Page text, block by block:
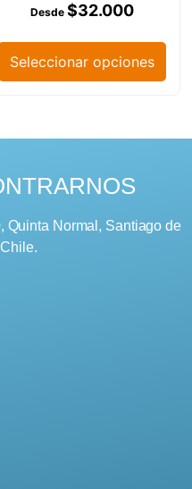
$32.000
Seleccionar opciones
Quinta Normal, Santiago de
Chile.